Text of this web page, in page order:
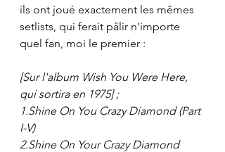
ils ont joué exactement les mêmes
setlists, qui ferait pâlir n'importe
quel fan, moi le premier :
[Sur l'album Wish You Were Here,
qui sortira en 1975] ;
1.Shine On You Crazy Diamond (Part
I-V)
2.Shine On Your Crazy Diamond